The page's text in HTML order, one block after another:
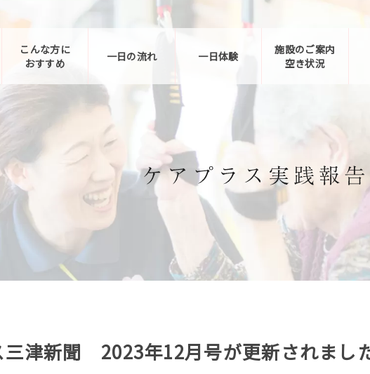
こんな方に
おすすめ
一日の流れ 一日体験
施設のご案内
空き状況
お問い合わせ
三津新聞 2023年12月号が更新されまし